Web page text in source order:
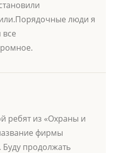
люди я
ребят из «Охраны и
фирмы
Буду продолжать